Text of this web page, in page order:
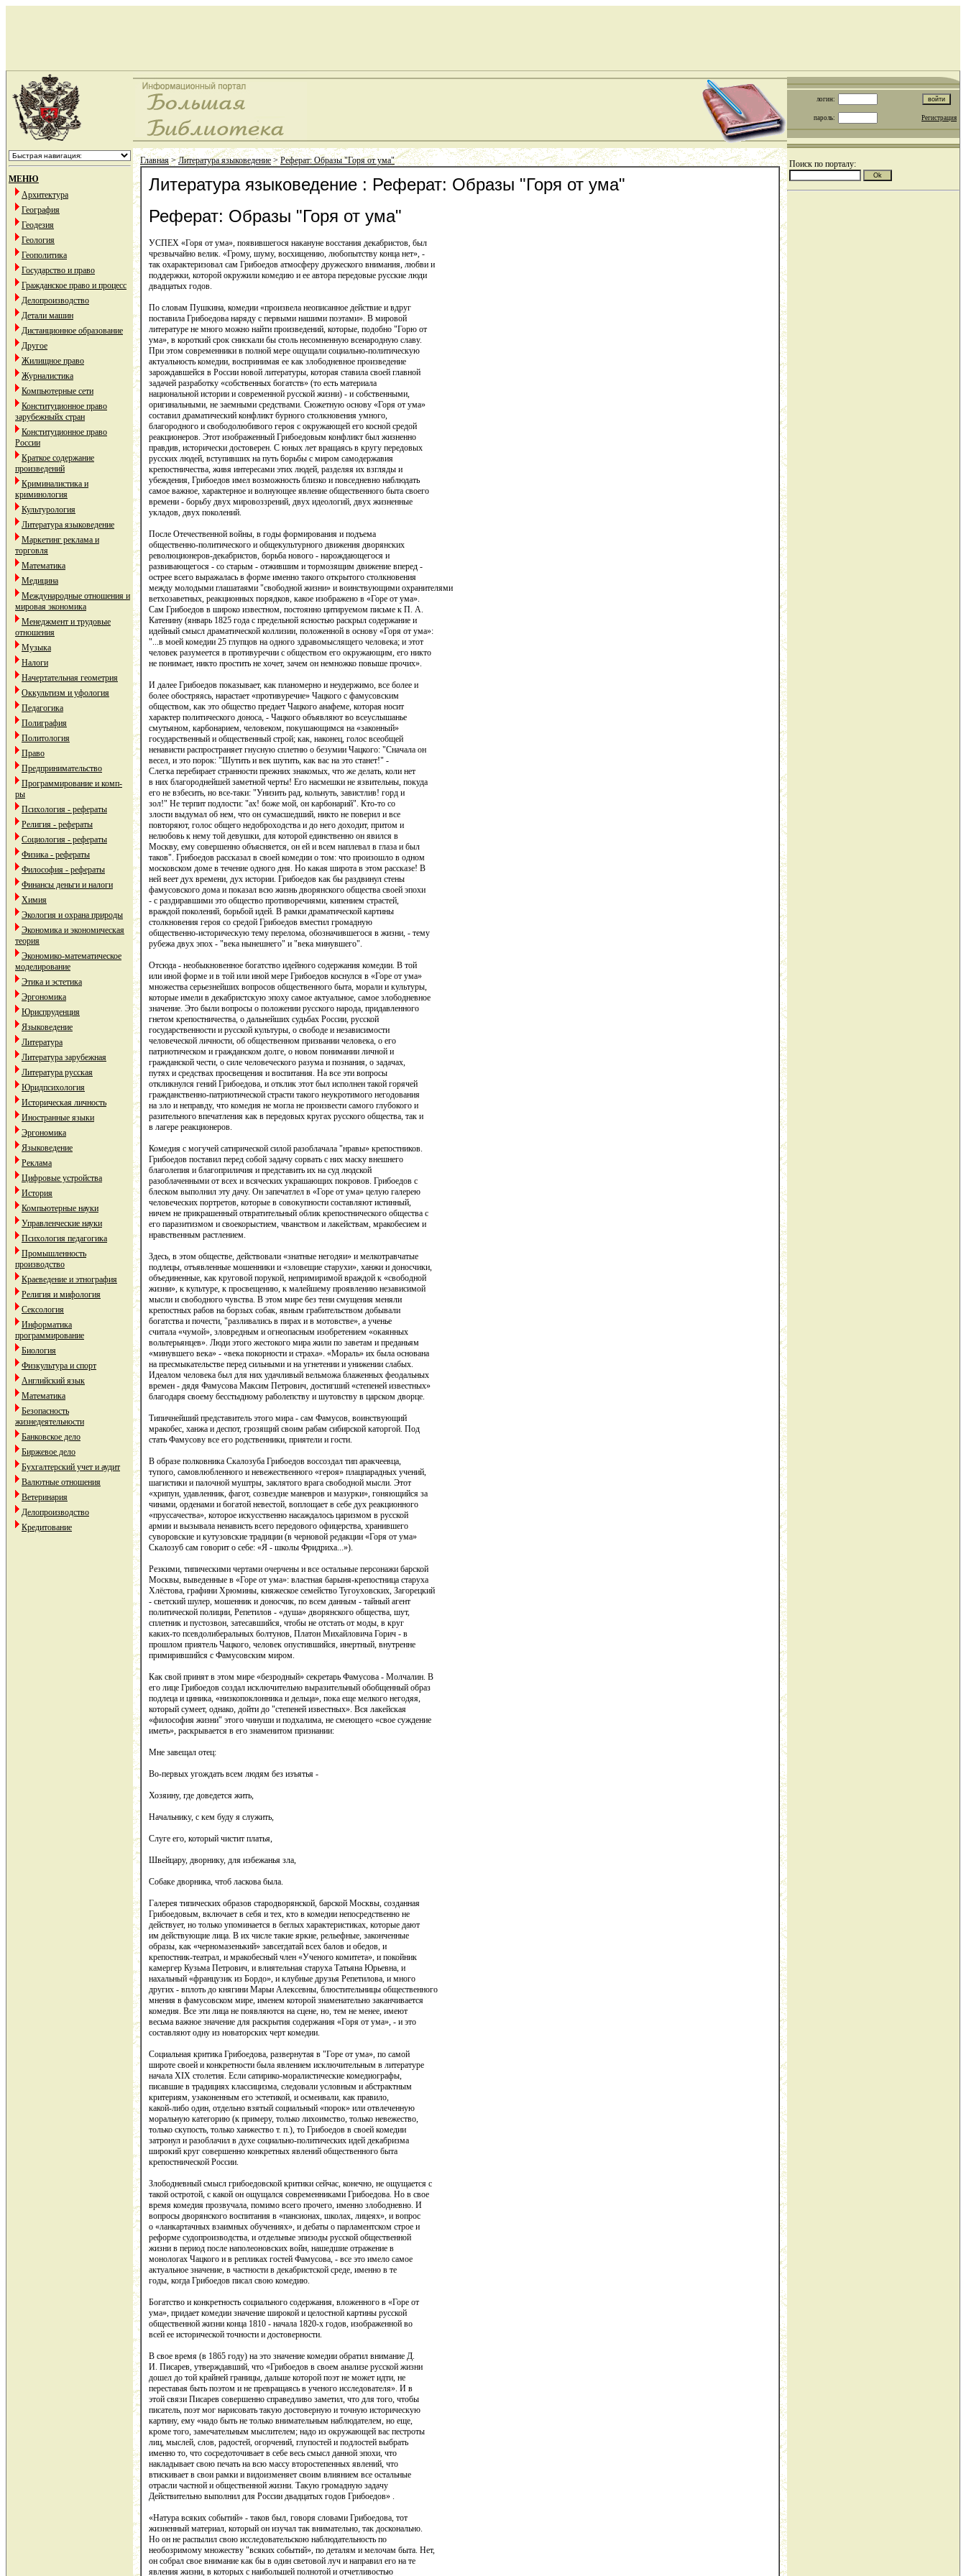
логин:
пароль: Регистрация
МЕНЮ
Архитектура
География
Геодезия
Геология
Геополитика
Государство и право
Гражданское право и процесс
Делопроизводство
Детали машин
Дистанционное образование
Другое
Жилищное право
Журналистика
Компьютерные сети
Конституционное право
зарубежныйх стран
Конституционное право
России
Краткое содержание
произведений
Криминалистика и
криминология
Культурология
Литература языковедение
Маркетинг реклама и
торговля
Математика
Медицина
Международные отношения и
мировая экономика
Менеджмент и трудовые
отношения
Музыка
Налоги
Начертательная геометрия
Оккультизм и уфология
Педагогика
Полиграфия
Политология
Право
Предпринимательство
Программирование и комп-
ры
Психология - рефераты
Религия - рефераты
Социология - рефераты
Физика - рефераты
Философия - рефераты
Финансы деньги и налоги
Химия
Экология и охрана природы
Экономика и экономическая
теория
Экономико-математическое
моделирование
Этика и эстетика
Эргономика
Юриспруденция
Языковедение
Литература
Литература зарубежная
Литература русская
Юридпсихология
Историческая личность
Иностранные языки
Эргономика
Языковедение
Реклама
Цифровые устройства
История
Компьютерные науки
Управленческие науки
Психология педагогика
Промышленность
производство
Краеведение и этнография
Религия и мифология
Сексология
Информатика
программирование
Биология
Физкультура и спорт
Английский язык
Математика
Безопасность
жизнедеятельности
Банковское дело
Биржевое дело
Бухгалтерский учет и аудит
Валютные отношения
Ветеринария
Делопроизводство
Кредитование
Главная>Литература языковедение>Реферат: Образы "Горя от ума"
Литература языковедение : Реферат: Образы "Горя от ума"
Реферат: Образы "Горя от ума"
УСПЕХ «Горя от ума», появившегося накануне восстания декабристов, был
чрезвычайно велик. «Грому, шуму, восхищению, любопытству конца нет», -
так охарактеризовал сам Грибоедов атмосферу дружеского внимания, любви и
поддержки, которой окружили комедию и ее автора передовые русские люди
двадцатых годов.
По словам Пушкина, комедии «произвела неописанное действие и вдруг
поставила Грибоедова наряду с первыми нашими поэтами». В мировой
литературе не много можно найти произведений, которые, подобно "Горю от
ума», в короткий срок снискали бы столь несомненную всенародную славу.
При этом современники в полной мере ощущали социально-политическую
актуальность комедии, воспринимая ее как злободневное произведение
зарождавшейся в России новой литературы, которая ставила своей главной
задачей разработку «собственных богатств» (то есть материала
национальной истории и современной русской жизни) - и собственными,
оригинальными, не заемными средствами. Сюжетную основу «Горя от ума»
составил драматический конфликт бурного столкновения умного,
благородного и свободолюбивого героя с окружающей его косной средой
реакционеров. Этот изображенный Грибоедовым конфликт был жизненно
правдив, исторически достоверен. С юных лет вращаясь в кругу передовых
русских людей, вступивших на путь 6орьбы с миром самодержавия
крепостничества, живя интересами этих людей, разделяя их взгляды и
убеждения, Грибоедов имел возможность близко и повседневно наблюдать
самое важное, характерное и волнующее явление общественного быта своего
времени - борьбу двух мировоззрений, двух идеологий, двух жизненные
укладов, двух поколений.
После Отечественной войны, в годы формирования и подъема
общественно-политического и общекультурного движения дворянских
революционеров-декабристов, борьба нового - нарождающегося и
развивающегося - со старым - отжившим и тормозящим движение вперед -
острее всего выражалась в форме именно такого открытого столкновения
между молодыми глашатаями "свободной жизни» и воинствующими охранителями
ветхозаветных, реакционных порядков, какое изображено в «Горе от ума».
Сам Грибоедов в широко известном, постоянно цитируемом письме к П. А.
Катенину (январь 1825 года с предельной ясностью раскрыл содержание и
идейный смысл драматической коллизии, положенной в основу «Горя от ума»:
"...в моей комедии 25 глупцов на одного здравомыслящего человека; и этот
человек разумеется в противуречии с обществом его окружающим, его никто
не понимает, никто простить не хочет, зачем он немножко повыше прочих».
И далее Грибоедов показывает, как планомерно и неудержимо, все более и
более обостряясь, нарастает «противуречие» Чацкого с фамусовским
обществом, как это общество предает Чацкого анафеме, которая носит
характер политического доноса, - Чацкого объявляют во всеуслышанье
смутьяном, карбонарием, человеком, покушающимся на «законный»
государственный и общественный строй; как, наконец, голос всеобщей
ненависти распространяет гнусную сплетню о безумии Чацкого: "Сначала он
весел, и это порок: "Шутить и век шутить, как вас на это станет!" -
Слегка перебирает странности прежних знакомых, что же делать, коли нет
в них благороднейшей заметной черты! Его насмешки не язвительны, покуда
его не взбесить, но все-таки: "Унизить рад, кольнуть, завистлив! горд и
зол!" Не терпит подлости: "ах! боже мой, он карбонарий". Кто-то со
злости выдумал об нем, что он сумасшедший, никто не поверил и все
повторяют, голос общего недоброходства и до него доходит, притом и
нелюбовь к нему той девушки, для которой единственно он явился в
Москву, ему совершенно объясняется, он ей и всем наплевал в глаза и был
таков". Грибоедов рассказал в своей комедии о том: что произошло в одном
московском доме в течение одного дня. Но какая широта в этом рассказе! В
ней веет дух времени, дух истории. Грибоедов как бы раздвинул стены
фамусовского дома и показал всю жизнь дворянского общества своей эпохи
- с раздиравшими это общество противоречиями, кипением страстей,
враждой поколений, борьбой идей. В рамки драматической картины
столкновения героя со средой Грибоедов вместил громадную
общественно-историческую тему перелома, обозначившегося в жизни, - тему
рубежа двух эпох - "века нынешнего" и "века минувшего".
Отсюда - необыкновенное богатство идейного содержания комедии. В той
или иной форме и в той или иной мере Грибоедов коснулся в «Горе от ума»
множества серьезнейших вопросов общественного быта, морали и культуры,
которые имели в декабристскую эпоху самое актуальное, самое злободневное
значение. Это были вопросы о положении русского народа, придавленного
гнетом крепостничества, о дальнейших судьбах России, русской
государственности и русской культуры, о свободе и независимости
человеческой личности, об общественном призвании человека, о его
патриотическом и гражданском долге, о новом понимании личной и
гражданской чести, о силе человеческого разума и познания, о задачах,
путях и средствах просвещения и воспитания. На все эти вопросы
откликнулся гений Грибоедова, и отклик этот был исполнен такой горячей
гражданственно-патриотической страсти такого неукротимого негодования
на зло и неправду, что комедия не могла не произвести самого глубокого и
разительного впечатления как в передовых кругах русского общества, так и
в лагере реакционеров.
Комедия с могучей сатирической силой разоблачала "нравы» крепостников.
Грибоедов поставил перед собой задачу сорвать с них маску внешнего
благолепия и благоприличия и представить их на суд людской
разоблаченными от всех и всяческих украшающих покровов. Грибоедов с
блеском выполнил эту дачу. Он запечатлел в «Горе от ума» целую галерею
человеческих портретов, которые в совокупности составляют истинный,
ничем не прикрашенный отвратительный облик крепостнического общества с
его паразитизмом и своекорыстием, чванством и лакействам, мракобесием и
нравственным растлением.
Здесь, в этом обществе, действовали «знатные негодяи» и мелкотравчатые
подлецы, отъявленные мошенники и «зловещие старухи», ханжи и доносчики,
объединенные, как круговой порукой, непримиримой враждой к «свободной
жизни», к культуре, к просвещению, к малейшему проявлению независимой
мысли и свободного чувства. В этом мире без тени смущения меняли
крепостных рабов на борзых собак, явным грабительством добывали
богатства и почести, "разливались в пирах и в мотовстве», а ученье
считала «чумой», зловредным и огнеопасным изобретением «окаянных
вольтерьянцев». Люди этого жестокого мира жили по заветам и преданьям
«минувшего века» - «века покорности и страха». «Мораль» их была основана
на пресмыкательстве перед сильными и на угнетении и унижении слабых.
Идеалом человека был для них удачливый вельможа блаженных феодальных
времен - дядя Фамусова Максим Петрович, достигший «степеней известных»
благодаря своему бесстыдному раболепству и шутовству в царском дворце.
Типичнейший представитель этого мира - сам Фамусов, воинствующий
мракобес, ханжа и деспот, грозящий своим рабам сибирской каторгой. Под
стать Фамусову все его родственники, приятели и гости.
В образе полковника Скалозуба Грибоедов воссоздал тип аракчеевца,
тупого, самовлюбленного и невежественного «героя» плацпарадных учений,
шагистики и палочной муштры, заклятого врага свободной мысли. Этот
«хрипун, удавленник, фагот, созвездие маневров и мазурки», гоняющийся за
чинами, орденами и богатой невестой, воплощает в себе дух реакционного
«пруссачества», которое искусственно насаждалось царизмом в русской
армии и вызывала ненависть всего передового офицерства, хранившего
суворовские и кутузовские традиции (в черновой редакции «Горя от ума»
Скалозуб сам говорит о себе: «Я - школы Фридриха...»).
Резкими, типическими чертами очерчены и все остальные персонажи барской
Москвы, выведенные в «Горе от ума»: властная барыня-крепостница старуха
Хлёстова, графини Хрюмины, княжеское семейство Тугоуховских, Загорецкий
- светский шулер, мошенник и доносчик, по всем данным - тайный агент
политической полиции, Репетилов - «душа» дворянского общества, шут,
сплетник и пустозвон, затесавшийся, чтобы не отстать от моды, в круг
каких-то псевдолиберальных болтунов, Платон Михайловича Горич - в
прошлом приятель Чацкого, человек опустившийся, инертный, внутренне
примирившийся с Фамусовским миром.
Как свой принят в этом мире «безродный» секретарь Фамусова - Молчалин. В
его лице Грибоедов создал исключительно выразительный обобщенный образ
подлеца и циника, «низкопоклонника и дельца», пока еще мелкого негодяя,
который сумеет, однако, дойти до "степеней известных». Вся лакейская
«философия жизни" этого чинуши и подхалима, не смеющего «свое суждение
иметь», раскрывается в его знаменитом признании:
Мне завещал отец:
Во-первых угождать всем людям без изъятья -
Хозяину, где доведется жить,
Начальнику, с кем буду я служить,
Слуге его, который чистит платья,
Швейцару, дворнику, для избежанья зла,
Собаке дворника, чтоб ласкова была.
Галерея типических образов стародворянской, барской Москвы, созданная
Грибоедовым, включает в себя и тех, кто в комедии непосредственно не
действует, но только упоминается в беглых характеристиках, которые дают
им действующие лица. В их числе такие яркие, рельефные, законченные
образы, как «черномазенький» завсегдатай всех балов и обедов, и
крепостник-театрал, и мракобесный член «Ученого комитета», и покойник
камергер Кузьма Петрович, и влиятельная старуха Татьяна Юрьевна, и
нахальный «французик из Бордо», и клубные друзья Репетилова, и много
других - вплоть до княгини Марьи Алексевны, блюстительницы общественного
мнения в фамусовском мире, именем которой знаменательно заканчивается
комедия. Все эти лица не появляются на сцене, но, тем не менее, имеют
весьма важное значение для раскрытия содержания «Горя от ума», - и это
составляют одну из новаторских черт комедии.
Социальная критика Грибоедова, развернутая в "Горе от ума», по самой
широте своей и конкретности была явлением исключительным в литературе
начала XIХ столетия. Если сатирико-моралистические комедиографы,
писавшие в традициях классицизма, следовали условным и абстрактным
критериям, узаконенным его эстетикой, и осмеивали, как правило,
какой-либо один, отдельно взятый социальный «порок» или отвлеченную
моральную категорию (к примеру, только лихоимство, только невежество,
только скупость, только ханжество т. п.), то Грибоедов в своей комедии
затронул и разоблачил в духе социально-политических идей декабризма
широкий круг совершенно конкретных явлений общественного быта
крепостнической России.
Злободневный смысл грибоедовской критики сейчас, конечно, не ощущается с
такой остротой, с какой он ощущался современниками Грибоедова. Но в свое
время комедия прозвучала, помимо всего прочего, именно злободневно. И
вопросы дворянского воспитания в «пансионах, школах, лицеях», и вопрос
о «ланкартачных взаимных обучениях», и дебаты о парламентском строе и
реформе судопроизводства, и отдельные эпизоды русской общественной
жизни в период после наполеоновских войн, нашедшие отражение в
монологах Чацкого и в репликах гостей Фамусова, - все это имело самое
актуальное значение, в частности в декабристской среде, именно в те
годы, когда Грибоедов писал свою комедию.
Богатство и конкретность социального содержания, вложенного в «Горе от
ума», придает комедии значение широкой и целостной картины русской
общественной жизни конца 1810 - начала 1820-х годов, изображенной во
всей ее исторической точности и достоверности.
В свое время (в 1865 году) на это значение комедии обратил внимание Д.
И. Писарев, утверждавший, что «Грибоедов в своем анализе русской жизни
дошел до той крайней границы, дальше которой поэт не может идти, не
переставая быть поэтом и не превращаясь в ученого исследователя». И в
этой связи Писарев совершенно справедливо заметил, что для того, чтобы
писатель, поэт мог нарисовать такую достоверную и точную историческую
картину, ему «надо быть не только внимательным наблюдателем, но еще,
кроме того, замечательным мыслителем; надо из окружающей вас пестроты
лиц, мыслей, слов, радостей, огорчений, глупостей и подлостей выбрать
именно то, что сосредоточивает в себе весь смысл данной эпохи, что
накладывает свою печать на всю массу второстепенных явлений, что
втискивает в свои рамки и видоизменяет своим влиянием все остальные
отрасли частной и общественной жизни. Такую громадную задачу
Действительно выполнил для России двадцатых годов Грибоедов» .
«Натура всяких событий» - таков был, говоря словами Грибоедова, тот
жизненный материал, который он изучал так внимательно, так досконально.
Но он не распылил свою исследовательскою наблюдательность по
необозримому множеству "всяких событий», по деталям и мелочам быта. Нет,
он собрал свое внимание как бы в один световой луч и направил его на те
явления жизни, в которых с наибольшей полнотой и отчетливостью
Поиск по порталу: